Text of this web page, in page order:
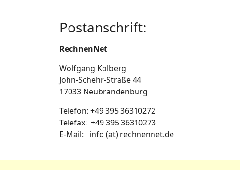
Postanschrift:
RechnenNet
Wolfgang Kolberg
John-Schehr-Straße 44
17033 Neubrandenburg
Telefon: +49 395 36310272
Telefax: +49 395 36310273
E-Mail: info (at) rechnennet.de